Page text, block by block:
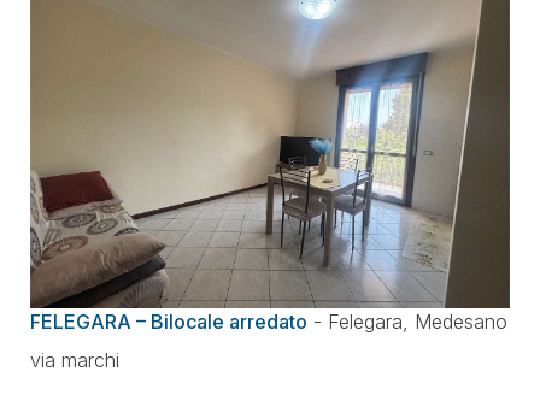
FELEGARA – Bilocale arredato - Felegara, Medesano
via marchi